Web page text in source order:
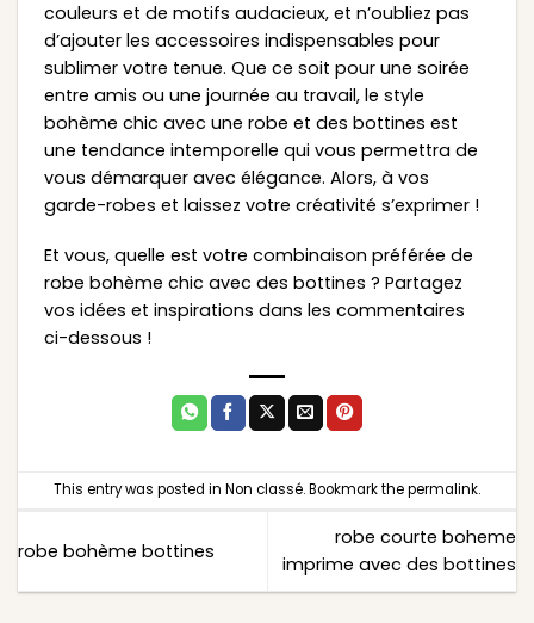
couleurs et de motifs audacieux, et n’oubliez pas
d’ajouter les accessoires indispensables pour
sublimer votre tenue. Que ce soit pour une soirée
entre amis ou une journée au travail, le style
bohème chic avec une robe et des bottines est
une tendance intemporelle qui vous permettra de
vous démarquer avec élégance. Alors, à vos
garde-robes et laissez votre créativité s’exprimer !
Et vous, quelle est votre combinaison préférée de
robe bohème chic avec des bottines ? Partagez
vos idées et inspirations dans les commentaires
ci-dessous !
This entry was posted in Non classé. Bookmark thepermalink.
robe bohème bottines
robe courte boheme
imprime avec des bottines